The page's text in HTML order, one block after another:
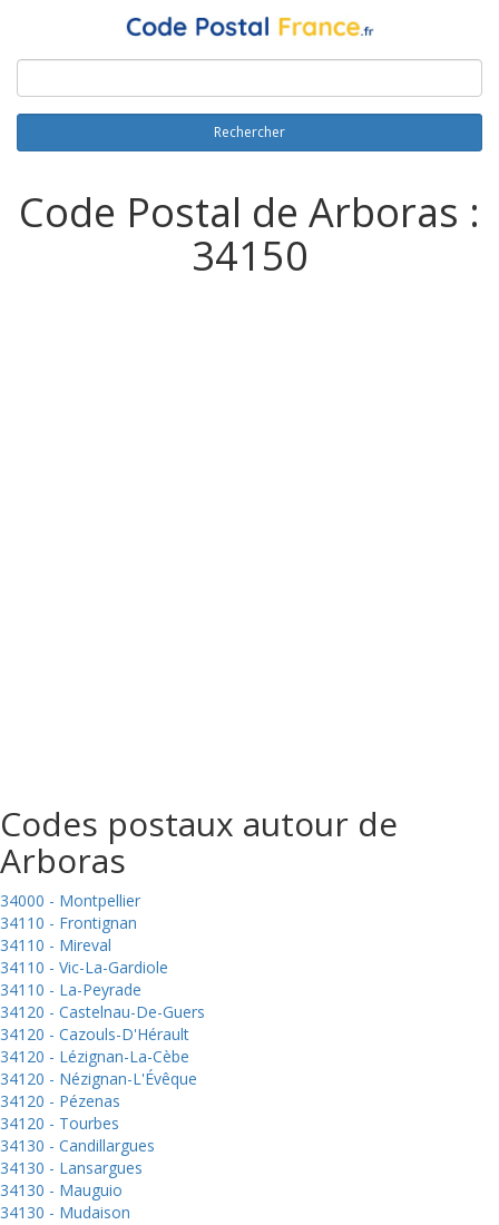
Rechercher
Code Postal de Arboras :
34150
Codes postaux autour de
Arboras
34000 - Montpellier
34110 - Frontignan
34110 - Mireval
34110 - Vic-La-Gardiole
34110 - La-Peyrade
34120 - Castelnau-De-Guers
34120 - Cazouls-D'Hérault
34120 - Lézignan-La-Cèbe
34120 - Nézignan-L'Évêque
34120 - Pézenas
34120 - Tourbes
34130 - Candillargues
34130 - Lansargues
34130 - Mauguio
34130 - Mudaison